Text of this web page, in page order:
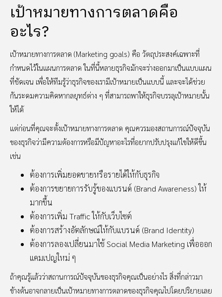
เป้าหมายทางการตลาดคือ
อะไร?
เป้าหมายทางการตลาด (Marketing goals) คือ วัตถุประสงค์เฉพาะที่
กำหนดไว้ในแผนการตลาด ในที่นี้หลายธุรกิจมักจะร่างออกมาเป็นแบบแผน
ที่ชัดเจน เพื่อให้ทีมรู้ว่าธุรกิจของเรามีเป้าหมายเป็นแบบนี้ และจะได้ช่วย
กันระดมความคิดหากลยุทธ์ต่าง ๆ ที่สามารถพาให้ธุรกิจบรรลุเป้าหมายนั้น
ให้ได้
แต่ก่อนที่คุณจะตั้งเป้าหมายทางการตลาด คุณควรมองสถานการณ์ปัจจุบัน
ของธุรกิจว่ามีความต้องการหรือมีปัญหาอะไรที่อยากปรับปรุงแก้ไขให้ดีขึ้น
เช่น
ต้องการเพิ่มยอดขายหรือรายได้ให้กับธุรกิจ
ต้องการขยายการรับรู้ของแบรนด์ (Brand Awareness) ให้
มากขึ้น
ต้องการเพิ่ม Traffic ให้กับเว็บไซต์
ต้องการสร้างอัตลักษณ์ให้กับแบรนด์ (Brand Identity)
ต้องการลองเปลี่ยนมาใช้ Social Media Marketing เพื่อออก
แคมเปญใหม่ ๆ
ถ้าคุณรู้แล้วว่าสถานการณ์ปัจจุบันของธุรกิจคุณเป็นอย่างไร สิ่งที่กล่าวมา
ข้างต้นอาจกลายเป็นเป้าหมายทางการตลาดของธุรกิจคุณไปโดยปริยายเลย